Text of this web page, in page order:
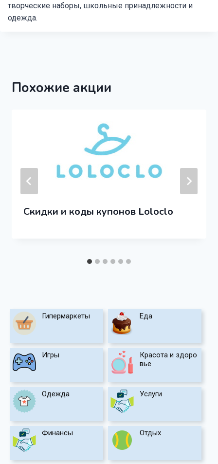
творческие наборы, школьные принадлежности и
одежда.
Похожие акции
Скидки и коды купонов Loloclo
Гипермаркеты Еда
Игры
Красота и здоро
вье
Одежда Услуги
Финансы Отдых